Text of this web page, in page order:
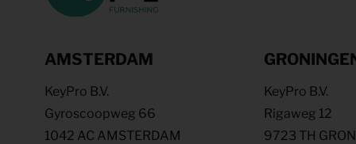
AMSTERDAM
KeyPro B.V.
Gyroscoopweg 66
1042 AC AMSTERDAM
KeyPro B.V.
Rigaweg 12
9723 TH